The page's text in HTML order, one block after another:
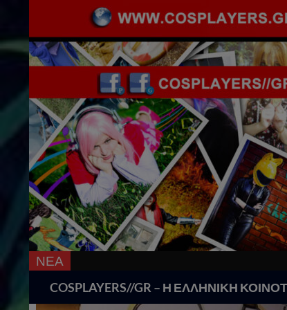
ΝΕΑ
COSPLAYERS//GR – Η ΕΛΛΗΝΙΚΗ